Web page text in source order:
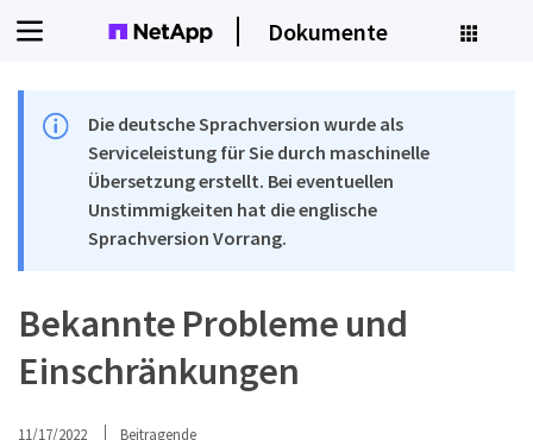
Dokumente
Die deutsche Sprachversion wurde als
Serviceleistung für Sie durch maschinelle
Übersetzung erstellt. Bei eventuellen
Unstimmigkeiten hat die englische
Sprachversion Vorrang.
Bekannte Probleme und
Einschränkungen
11/17/2022 Beitragende